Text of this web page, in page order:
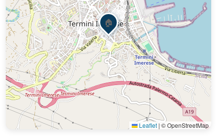
🏠
Leaflet | © OpenStreetMap